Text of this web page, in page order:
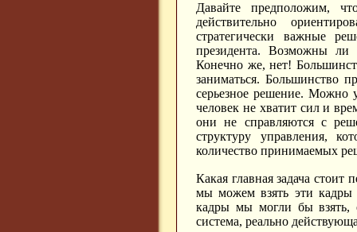
Давайте предположим,
действительно
стратегически важные
президента. Возможны ли
Конечно же, нет!
заниматься. Большинство
серьезное решение. Можно
человек не хватит сил и
они не справляются с
структуру управления,
количество принимаемых
Какая главная задача
мы можем взять эти
кадры мы могли бы взять,
система, реально